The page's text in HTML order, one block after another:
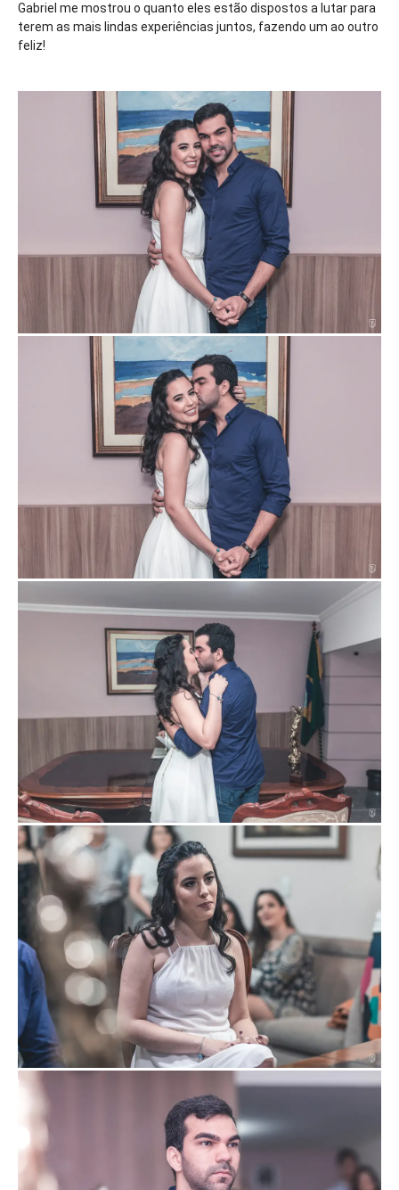
Gabriel me mostrou o quanto eles estão dispostos a lutar para
terem as mais lindas experiências juntos, fazendo um ao outro
feliz!